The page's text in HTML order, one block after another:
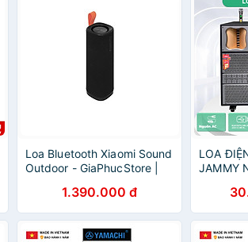
Loa Bluetooth Xiaomi Sound
Outdoor - GiaPhucStore |
1.390.000 đ
LOA
JAMMY
4.200W
NHẸ -
MÉT
HÀNG